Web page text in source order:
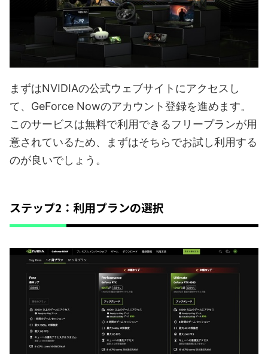
まずはNVIDIAの公式ウェブサイトにアクセスし
て、GeForce Nowのアカウント登録を進めます。
このサービスは無料で利用できるフリープランが用
意されているため、まずはそちらでお試し利用する
のが良いでしょう。
ステップ2：利用プランの選択